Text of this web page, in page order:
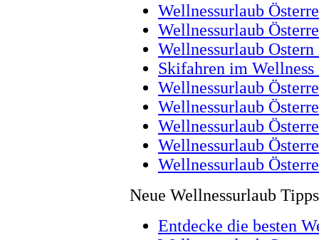
Wellnessurlaub
Wellnessurlaub
Wellnessurlaub
Skifahren im
Wellnessurlaub
Wellnessurlaub
Wellnessurlaub
Wellnessurlaub
Wellnessurlaub
Neue Wellnessurlaub
Entdecke die besten